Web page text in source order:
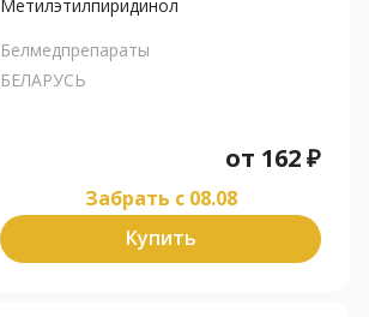
Метилэтилпиридинол
Белмедпрепараты
БЕЛАРУСЬ
от 162₽
Забрать c 08.08
Купить